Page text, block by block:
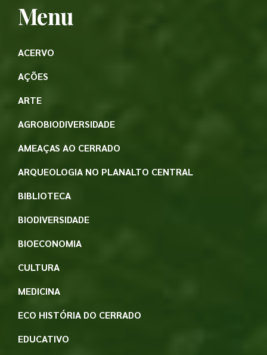
Menu
ACERVO
AÇÕES
ARTE
AGROBIODIVERSIDADE
AMEAÇAS AO CERRADO
ARQUEOLOGIA NO PLANALTO CENTRAL
BIBLIOTECA
BIODIVERSIDADE
BIOECONOMIA
CULTURA
MEDICINA
ECO HISTÓRIA DO CERRADO
EDUCATIVO